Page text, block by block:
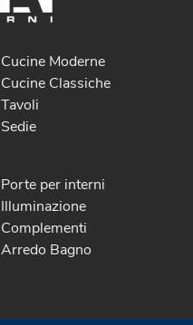
Cucine Moderne
Cucine Classiche
Tavoli
Sedie
Porte per interni
Illuminazione
Complementi
Arredo Bagno